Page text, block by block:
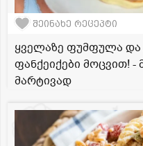
შეინახე რეცეპტი
ყველაზე ფუმფულა და
ფანქეიქები მოცვით! -
მარტივად